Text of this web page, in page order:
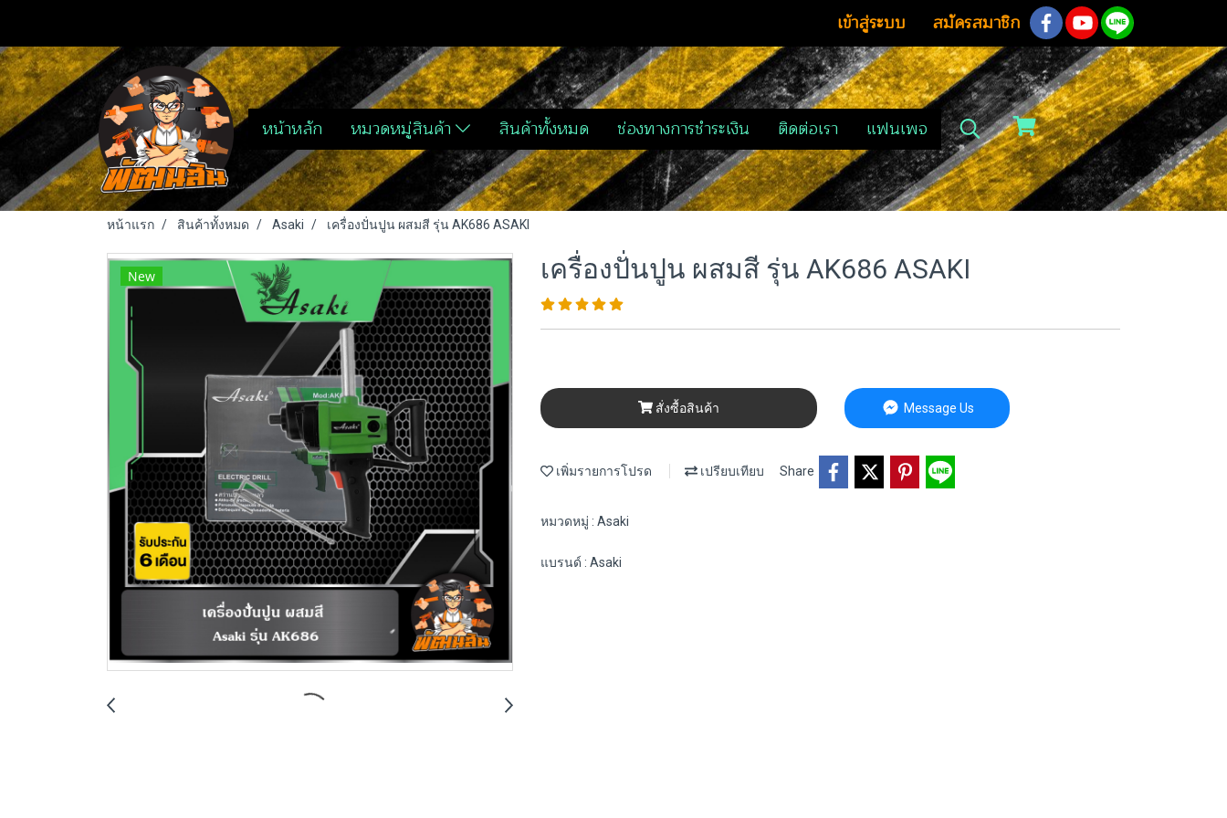
เข้าสู่ระบบ สมัครสมาชิก
หน้าหลัก หมวดหมู่สินค้า สินค้าทั้งหมด ช่องทางการชำระเงิน ติดต่อเรา แฟนเพจ
หน้าแรก สินค้าทั้งหมด Asaki เครื่องปั่นปูน ผสมสี รุ่น AK686 ASAKI
New เครื่องปั่นปูน ผสมสี รุ่น AK686 ASAKI
สั่งซื้อสินค้า Message Us
เพิ่มรายการโปรด เปรียบเทียบ Share
หมวดหมู่ : Asaki
แบรนด์ : Asaki